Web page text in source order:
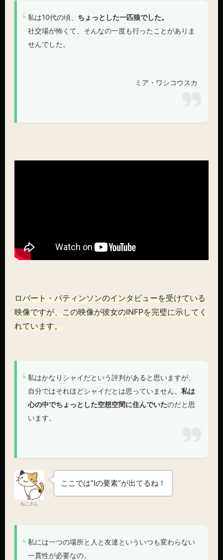
私は10代の頃、 ちょっとした一匹狼でした。
社交場が怖くて、そんなの一度も行ったことがありま
せんでした。
ミア・ワシコウスカ
ロバート・パティンソンのインタビューを受けている
映像ですが、この映像が彼女のINFPを完璧に示してく
れています。
私はかなりシャイだという評判があると思いますが、
自分ではそれほどシャイだとは思っていません。 私は
心の中でちょっとした空想空間に住んでいたのだと思
います。
ねこさん
ここでは”Iの要素”が出てるね！
私には一つの場所と人と友達といういつも変わらない
一貫性が必要なの。